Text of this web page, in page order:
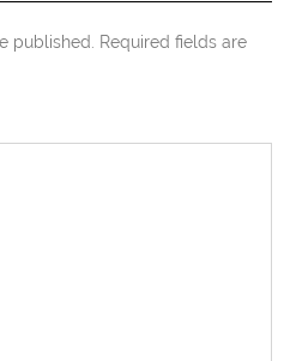
published. Required fields are